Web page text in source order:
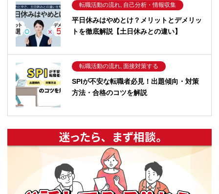
転職活動の流れ, 自己分析・情報収集
平日休みはやめとけ？メリットとデメリッ
トを徹底解説【土日休みとの違い】
転職活動の流れ, 面接対策する
SPIが不安な転職者必見！出題傾向・対策
方法・合格のコツを解説